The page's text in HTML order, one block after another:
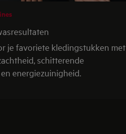
je favoriete kledingstukken met
schitterende
energiezuinigheid.